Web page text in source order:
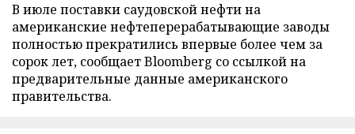
В июле поставки саудовской нефти на
американские нефтеперерабатывающие заводы
полностью прекратились впервые более чем за
сорок лет, сообщает Bloomberg со ссылкой на
предварительные данные американского
правительства.